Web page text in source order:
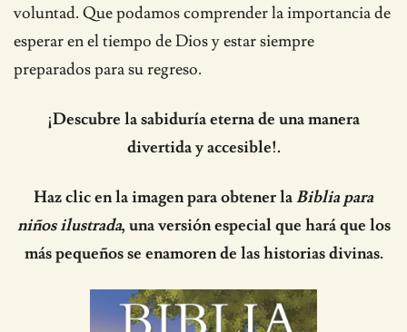
voluntad. Que podamos comprender la importancia de
esperar en el tiempo de Dios y estar siempre
preparados para su regreso.
¡Descubre la sabiduría eterna de una manera
divertida y accesible!.
Haz clic en la imagen para obtener laBiblia para
niños ilustrada, una versión especial que hará que los
más pequeños se enamoren de las historias divinas.